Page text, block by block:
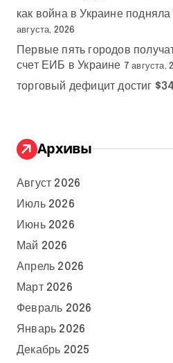
как война в Украине
августа, 2026
Первые пять городов
счет ЕИБ в Украине 7 августа,
торговый дефицит достиг
Архивы
Август 2026
Июль 2026
Июнь 2026
Май 2026
Апрель 2026
Март 2026
Февраль 2026
Январь 2026
Декабрь 2025